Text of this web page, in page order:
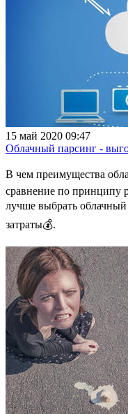
15 май 2020 09:47
Облачный парсинг -
В чем преимущества
сравнение по принципу
лучше выбрать
затраты💰.